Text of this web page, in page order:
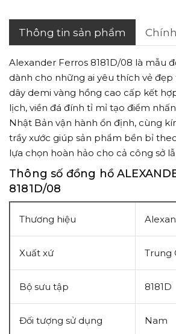
Thông tin sản phẩm
Alexander Ferros 8181D/08 là mẫu
dành cho những ai yêu thích vẻ đẹp
dây demi vàng hồng cao cấp kết
lịch, viền đá đính tỉ mỉ tạo điểm
Nhật Bản vận hành ổn định, cùng
trầy xước giúp sản phẩm bền bỉ
lựa chọn hoàn hảo cho cả công sở
Thông số đồng hồ
8181D/08
Thương hiệu
Xuất xứ Trung
Bộ sưu tập 8181D
Đối tượng sử dụng Nam